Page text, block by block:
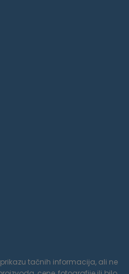
tačnih informacija, ali ne